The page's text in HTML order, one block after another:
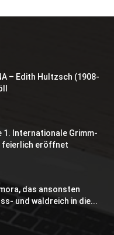
– Edith Hultzsch (1908-
1. Internationale Grimm-
feierlich eröffnet
das ansonsten
und waldreich in die...